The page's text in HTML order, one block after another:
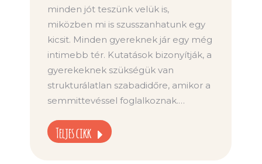
minden jót teszünk velük is,
miközben mi is szusszanhatunk egy
kicsit. Minden gyereknek jár egy még
intimebb tér. Kutatások bizonyítják, a
gyerekeknek szükségük van
strukturálatlan szabadidőre, amikor a
semmittevéssel foglalkoznak.…
Teljes cikk